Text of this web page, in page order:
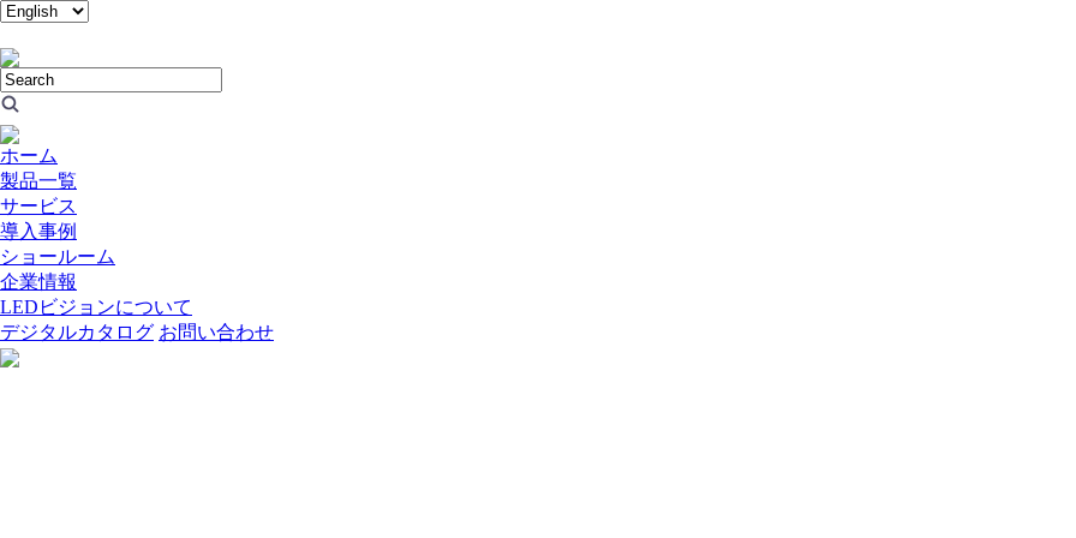
ホーム
製品一覧
サービス
導入事例
ショールーム
企業情報
LEDビジョンについて
デジタルカタログ お問い合わせ